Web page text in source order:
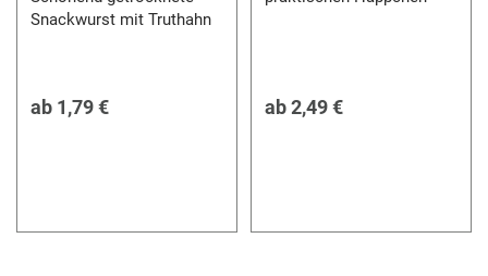
Snackwurst mit Truthahn
ab 1,79 € ab2,49 €